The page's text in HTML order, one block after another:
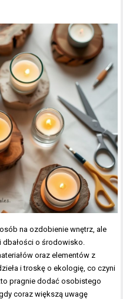
na ozdobienie wnętrz, ale
o środowisko.
oraz elementów z
i troskę o ekologię, co czyni
pragnie dodać osobistego
coraz większą uwagę